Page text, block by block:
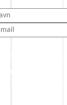
Jeg er enig med
Tilmeld Nyhedsbrev